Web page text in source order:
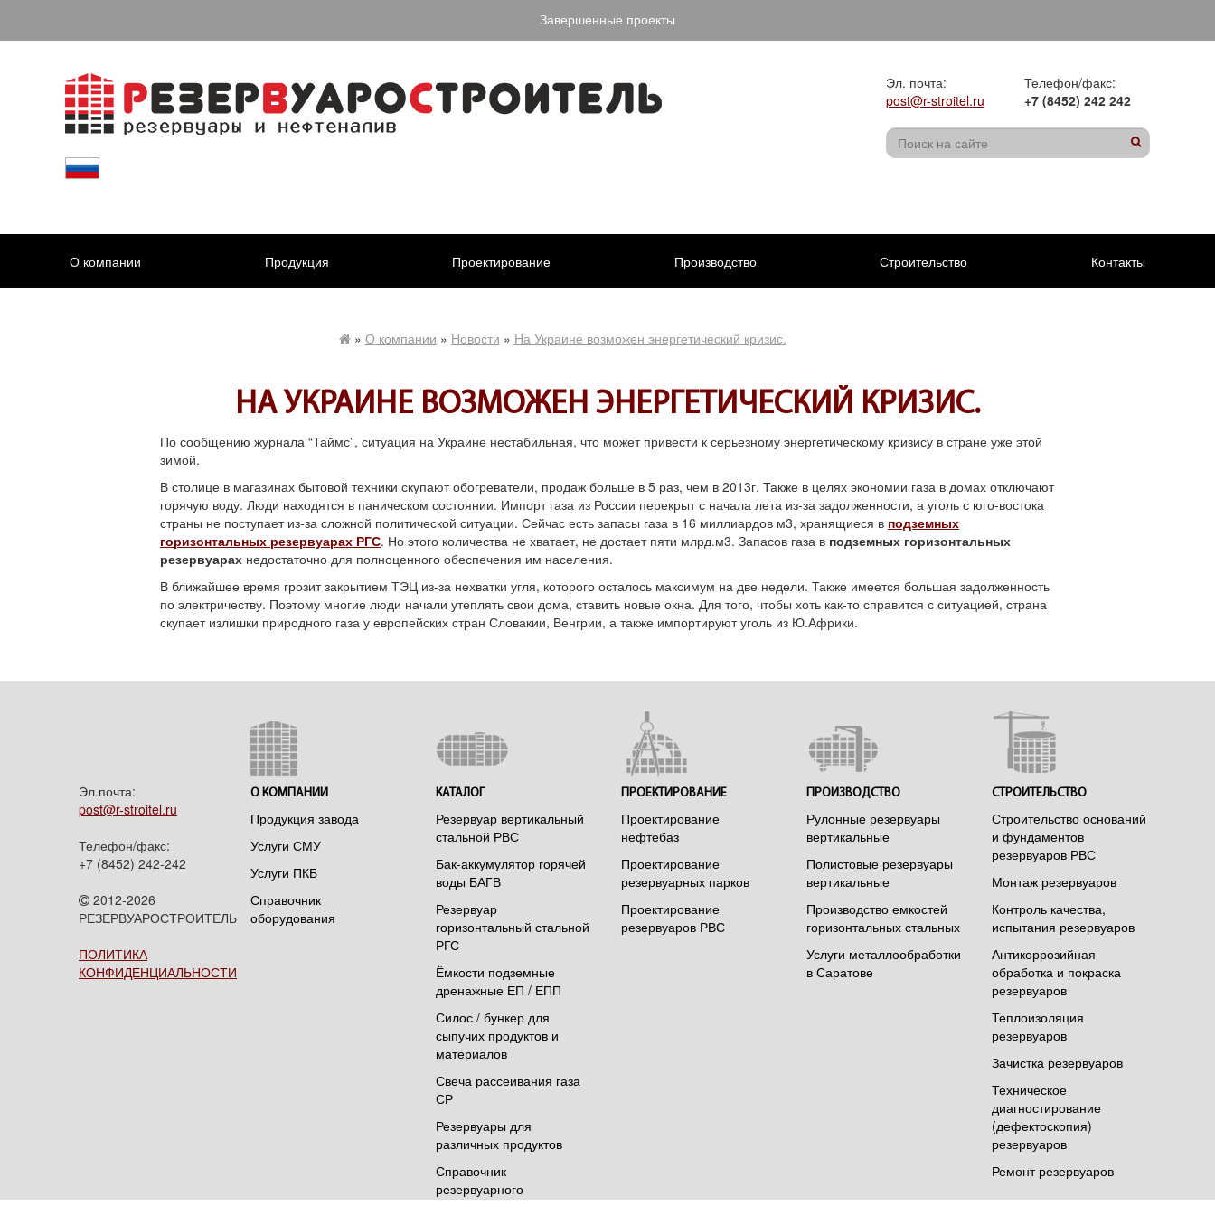
Завершенные проекты
Эл. почта:
post@r-stroitel.ru
Телефон/факс:
+7 (8452) 242 242
О компании Продукция Проектирование Производство Строительство Контакты
» О компании » Новости » На Украине возможен энергетический кризис.
НА УКРАИНЕ ВОЗМОЖЕН ЭНЕРГЕТИЧЕСКИЙ КРИЗИС.
По сообщению журнала “Таймс”, ситуация на Украине нестабильная, что может привести к серьезному энергетическому кризису в стране уже этой
зимой.
В столице в магазинах бытовой техники скупают обогреватели, продаж больше в 5 раз, чем в 2013г. Также в целях экономии газа в домах отключают
горячую воду. Люди находятся в паническом состоянии. Импорт газа из России перекрыт с начала лета из-за задолженности, а уголь с юго-востока
страны не поступает из-за сложной политической ситуации. Сейчас есть запасы газа в 16 миллиардов м3, хранящиеся в подземных
горизонтальных резервуарах РГС. Но этого количества не хватает, не достает пяти млрд.м3. Запасов газа в подземных горизонтальных
резервуарах недостаточно для полноценного обеспечения им населения.
В ближайшее время грозит закрытием ТЭЦ из-за нехватки угля, которого осталось максимум на две недели. Также имеется большая задолженность
по электричеству. Поэтому многие люди начали утеплять свои дома, ставить новые окна. Для того, чтобы хоть как-то справится с ситуацией, страна
скупает излишки природного газа у европейских стран Словакии, Венгрии, а также импортируют уголь из Ю.Африки.
Эл.почта:
post@r-stroitel.ru
Телефон/факс:
+7 (8452) 242-242
2012-2026
РЕЗЕРВУАРОСТРОИТЕЛЬ
ПОЛИТИКА
КОНФИДЕНЦИАЛЬНОСТИ
О КОМПАНИИ
Продукция завода
Услуги СМУ
Услуги ПКБ
Справочник
оборудования
КАТАЛОГ
Резервуар вертикальный
стальной РВС
Бак-аккумулятор горячей
воды БАГВ
Резервуар
горизонтальный стальной
РГС
Ёмкости подземные
дренажные ЕП / ЕПП
Силос / бункер для
сыпучих продуктов и
материалов
Свеча рассеивания газа
СР
Резервуары для
различных продуктов
Справочник
резервуарного
ПРОЕКТИРОВАНИЕ
Проектирование
нефтебаз
Проектирование
резервуарных парков
Проектирование
резервуаров РВС
ПРОИЗВОДСТВО
Рулонные резервуары
вертикальные
Полистовые резервуары
вертикальные
Производство емкостей
горизонтальных стальных
Услуги металлообработки
в Саратове
СТРОИТЕЛЬСТВО
Строительство оснований
и фундаментов
резервуаров РВС
Монтаж резервуаров
Контроль качества,
испытания резервуаров
Антикоррозийная
обработка и покраска
резервуаров
Теплоизоляция
резервуаров
Зачистка резервуаров
Техническое
диагностирование
(дефектоскопия)
резервуаров
Ремонт резервуаров